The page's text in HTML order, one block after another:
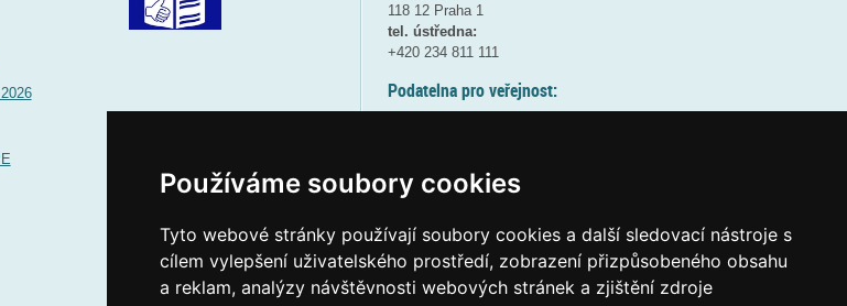
Používáme soubory cookies
Tyto webové stránky používají soubory cookies a další sledovací nástroje s
cílem vylepšení uživatelského prostředí, zobrazení přizpůsobeného obsahu
a reklam, analýzy návštěvnosti webových stránek a zjištění zdroje
118 12 Praha 1
tel. ústředna:
+420 234 811 111
Podatelna pro veřejnost:
(více informací
Elektronická podatelna:
posta@msmtgov cz